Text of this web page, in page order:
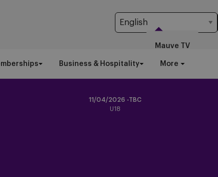
Business & Hospitality More
Mauve TV
11/04/2026 -TBC
U18